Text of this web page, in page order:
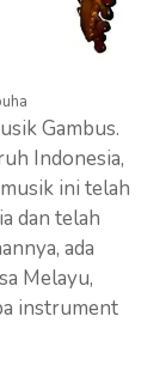
Gambus.
Indonesia,
ini telah
dan telah
ada
Melayu,
instrument